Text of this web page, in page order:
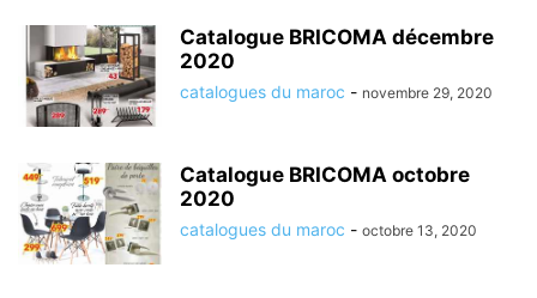
Catalogue BRICOMA décembre
2020
catalogues du maroc - novembre 29, 2020
Catalogue BRICOMA octobre
2020
catalogues du maroc - octobre 13, 2020